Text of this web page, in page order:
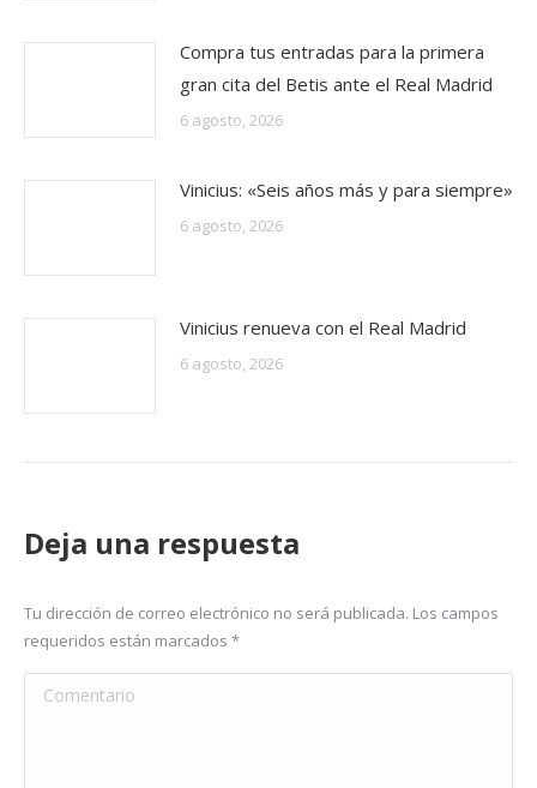
Compra tus entradas para la primera
gran cita del Betis ante el Real Madrid
6 agosto, 2026
Vinicius: «Seis años más y para siempre»
6 agosto, 2026
Vinicius renueva con el Real Madrid
6 agosto, 2026
Deja una respuesta
Tu dirección de correo electrónico no será publicada. Los campos
requeridos están marcados *
Comentario